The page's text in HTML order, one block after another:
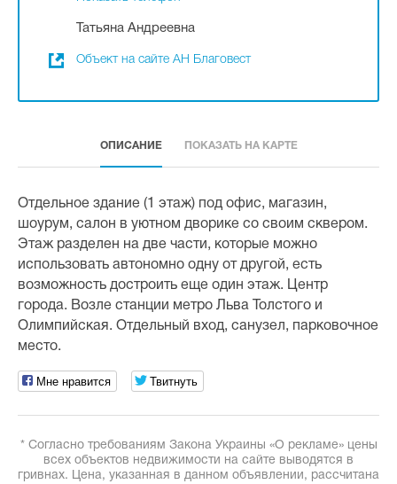
Татьяна Андреевна
Объект на сайте АН Благовест
ОПИСАНИЕ ПОКАЗАТЬ НА КАРТЕ
Отдельное здание (1 этаж) под офис, магазин,
шоурум, салон в уютном дворике со своим сквером.
Этаж разделен на две части, которые можно
использовать автономно одну от другой, есть
возможность достроить еще один этаж. Центр
города. Возле станции метро Льва Толстого и
Олимпийская. Отдельный вход, санузел, парковочное
место.
Мне нравится Твитнуть
* Согласно требованиям Закона Украины «О рекламе» цены
всех объектов недвижимости на сайте выводятся в
гривнах. Цена, указанная в данном объявлении, рассчитана